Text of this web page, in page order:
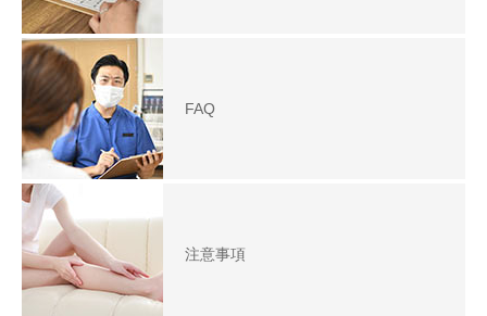
FAQ
注意事項